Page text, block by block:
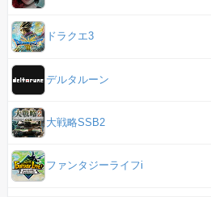
ドラクエ3
デルタルーン
大戦略SSB2
ファンタジーライフi